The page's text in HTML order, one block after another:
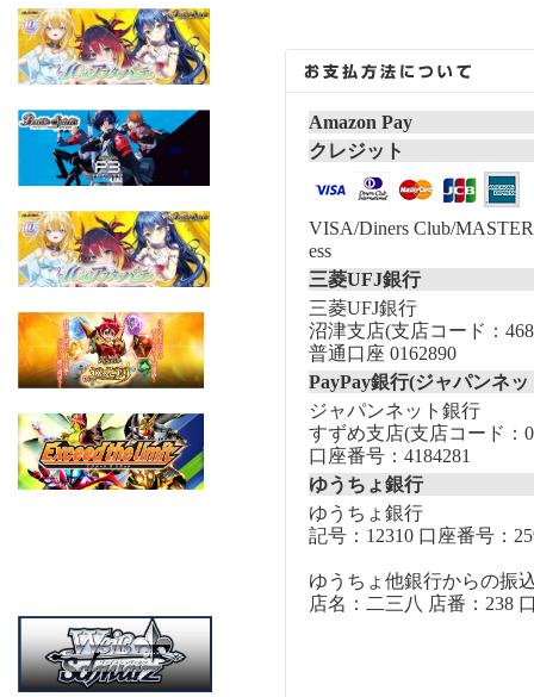
Amazon Pay
クレジット
VISA/Diners Club/
ess
三菱UFJ銀行
三菱UFJ銀行
沼津支店(支店コード：
普通口座 0162890
PayPay銀行(ジャパンネ
ジャパンネット銀行
すずめ支店(支店コード：
口座番号：4184281
ゆうちょ銀行
ゆうちょ銀行
記号：12310 口座番号：
ゆうちょ他銀行からの振
店名：二三八 店番：238